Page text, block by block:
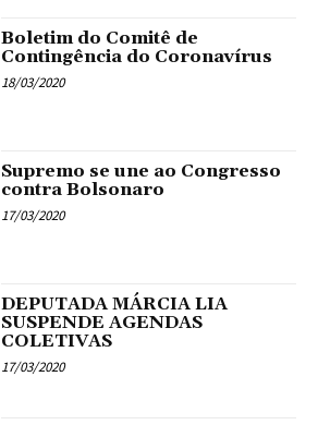
Boletim do Comitê de
Contingência do Coronavírus
18/03/2020
Supremo se une ao Congresso
contra Bolsonaro
17/03/2020
DEPUTADA MÁRCIA LIA
SUSPENDE AGENDAS
COLETIVAS
17/03/2020